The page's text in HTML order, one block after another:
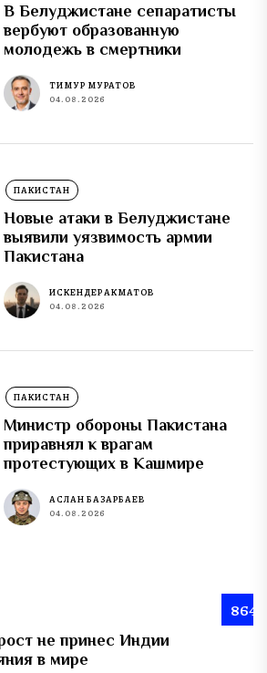
В Белуджистане сепаратисты
вербуют образованную
молодежь в смертники
ТИМУР МУРАТОВ
04.08.2026
ПАКИСТАН
Новые атаки в Белуджистане
выявили уязвимость армии
Пакистана
ИСКЕНДЕР АКМАТОВ
04.08.2026
ПАКИСТАН
Министр обороны Пакистана
приравнял к врагам
протестующих в Кашмире
АСЛАН БАЗАРБАЕВ
04.08.2026
864
не принес Индии
в мире